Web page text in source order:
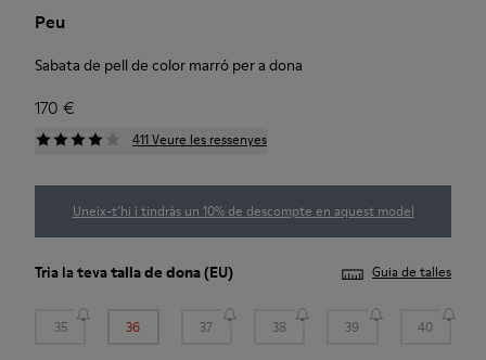
Peu
Sabata de pell de color marró per a dona
170 €
411 Veure les ressenyes
Uneix-t’hi i tindràs un 10% de descompte en aquest model
Tria la tevatalla de dona(EU) Guia de talles
35 36 37 38 39 40